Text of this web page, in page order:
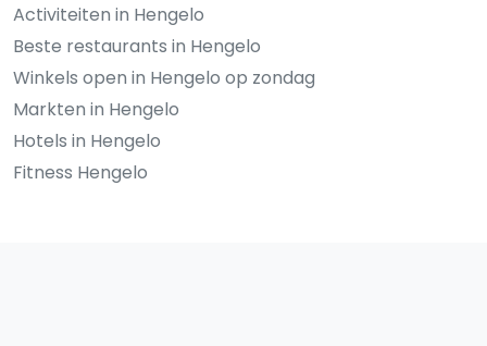
Activiteiten in Hengelo
Beste restaurants in Hengelo
Winkels open in Hengelo op zondag
Markten in Hengelo
Hotels in Hengelo
Fitness Hengelo